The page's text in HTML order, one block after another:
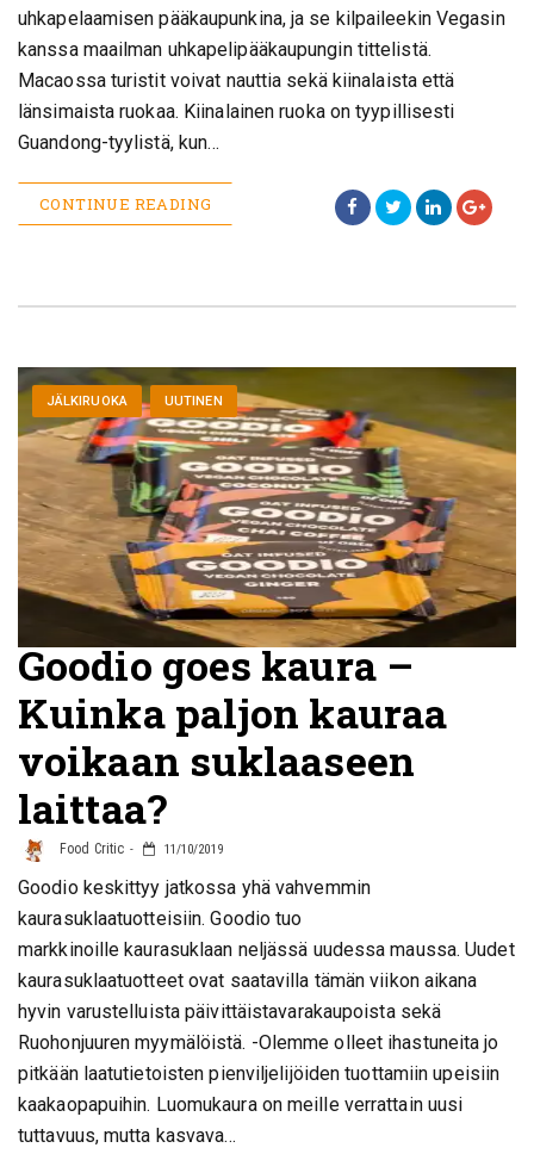
uhkapelaamisen pääkaupunkina, ja se kilpaileekin Vegasin
kanssa maailman uhkapelipääkaupungin tittelistä.
Macaossa turistit voivat nauttia sekä kiinalaista että
länsimaista ruokaa. Kiinalainen ruoka on tyypillisesti
Guandong-tyylistä, kun…
CONTINUE READING
JÄLKIRUOKA UUTINEN
Goodio goes kaura –
Kuinka paljon kauraa
voikaan suklaaseen
laittaa?
Food Critic 11/10/2019
Goodio keskittyy jatkossa yhä vahvemmin
kaurasuklaatuotteisiin. Goodio tuo
markkinoille kaurasuklaan neljässä uudessa maussa. Uudet
kaurasuklaatuotteet ovat saatavilla tämän viikon aikana
hyvin varustelluista päivittäistavarakaupoista sekä
Ruohonjuuren myymälöistä. -Olemme olleet ihastuneita jo
pitkään laatutietoisten pienviljelijöiden tuottamiin upeisiin
kaakaopapuihin. Luomukaura on meille verrattain uusi
tuttavuus, mutta kasvava…